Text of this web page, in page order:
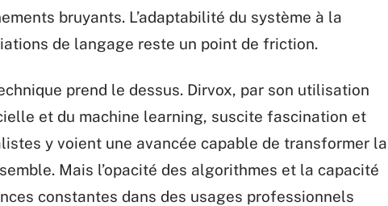
bruyants. L’adaptabilité du système à la
de langage reste un point de friction.
prend le dessus. Dirvox, par son utilisation
et du machine learning, suscite fascination et
y voient une avancée capable de transformer la
Mais l’opacité des algorithmes et la capacité
constantes dans des usages professionnels